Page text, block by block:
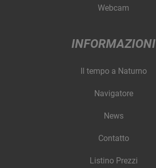
Webcam
INFORMAZIONI
Il tempo a Naturno
Navigatore
News
Contatto
Listino Prezzi